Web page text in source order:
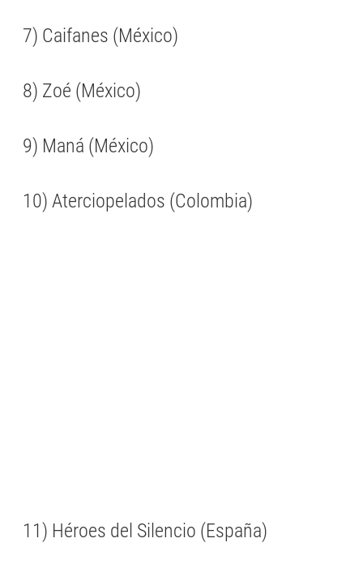
7) Caifanes (México)
8) Zoé (México)
9) Maná (México)
10) Aterciopelados (Colombia)
11) Héroes del Silencio (España)